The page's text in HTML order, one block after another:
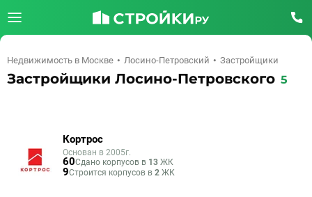
Недвижимость в Москве Лосино-Петровский Застройщики
Застройщики Лосино-Петровского 5
Кортрос
Основан в 2005г.
60Сдано корпусов в 13 ЖК
9Строится корпусов в 2 ЖК